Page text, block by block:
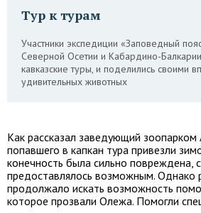
Тур к турам
Участники экспедиции «Заповедный
Северной Осетии и Кабардино-
кавказские туры, и поделились своими
удивительных животных
Как рассказал заведующий зоопарком
попавшего в капкан тура привезли
конечность была сильно повреждена,
предоставлялось возможным. Однако
продолжало искать возможность
которое прозвали Олежа. Помогли